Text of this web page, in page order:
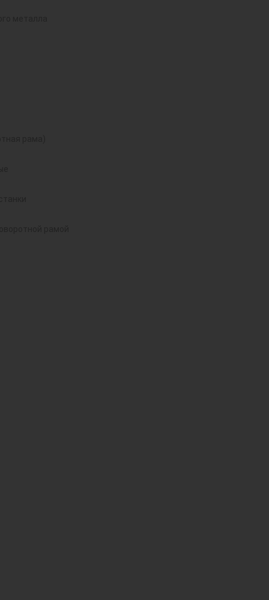
металла
рама)
рамой